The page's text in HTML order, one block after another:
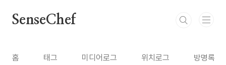
SenseChef
홈 태그 미디어로그 위치로그 방명록